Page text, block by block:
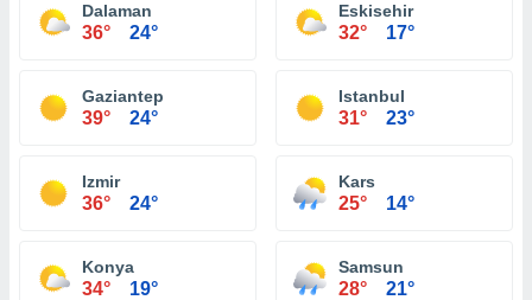
Dalaman
36° 24°
Eskisehir
32° 17°
Gaziantep
39° 24°
Istanbul
31° 23°
Izmir
36° 24°
Kars
25° 14°
Konya
34° 19°
Samsun
28° 21°